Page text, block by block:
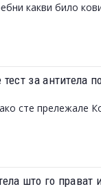
какви било
за антитела
сте прележале
што го